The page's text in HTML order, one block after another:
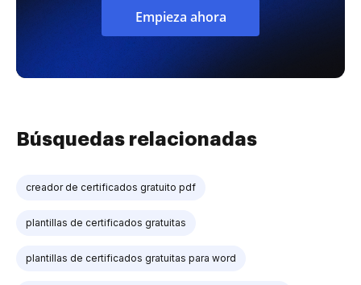
Empieza ahora
Búsquedas relacionadas
creador de certificados gratuito pdf
plantillas de certificados gratuitas
plantillas de certificados gratuitas para word